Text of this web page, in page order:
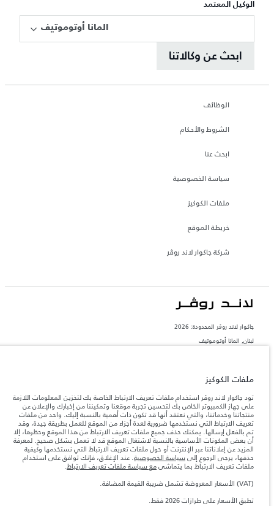
الوكيل المعتمد
المانا أوتوموتيف
ابحث عن وكالاتنا
الوظائف
الشروط والأحكام
ابحث عنا
سياسة الخصوصية
ملفات الكوكيز
خريطة الموقع
شركة جاكوار لاند روڤر
جاكوار لاند روڨر المحدودة: 2026
لبنان, المانا أوتوموتيف
والحمولة.
المعلومات والمواصفات والأسعار والألوان المذكورة على هذا الموقع قد تختلف من بلد إلى
آخر، كما أنّها قد تتغير بدون إشعار مسبق. الرجاء التواصل مع وكيلنا المحلي للتأكد من توفّرها
والتحقق من الأسعار.
ملاحظة مهمة حول الصور والمواصفات. إن النقص العالمي في أشباه الموصلات يؤثر حاليًا
في مواصفات تصميم السيارات وتوفر الخيارات وتوقيتات التصاميم. هذا ظرف ديناميكي
للغاية، ونتيجة لذلك، قد لا تمثّل الصور المستخدَمة ضمن موقع الويب حاليًا المواصفات الحالية
بالكامل بالنسبة إلى الميزات والخيارات والحلية ومجموعات الألوان. يرجى استشارة وكيلك الذي
سيتمكّن من تأكيد أي تقييدات حالية معك للسماح لك باتخاذ قرار مدروس
الأرقام المقدمة هي نتيجة لاختبارات المصنع الرسمية وفقاً لتشريعات الاتحاد الأوروبي. قد
الأرقام بغرض المقارنة فحسب.
ملفات الكوكيز
تود جاكوار لاند روڤر استخدام ملفات تعريف الارتباط الخاصة بك لتخزين المعلومات اللازمة
على جهاز الكمبيوتر الخاص بك لتحسين تجربة موقعنا وتمكيننا من إخبارك والإعلان عن
منتجاتنا وخدماتنا، والتي نعتقد أنها قد تكون ذات أهمية بالنسبة إليك. واحد من ملفات
تعريف الارتباط التي نستخدمها ضرورية لعدة أجزاء من الموقع للعمل بطريقة جيدة، وقد
تم بالفعل إرسالها. يمكنك حذف جميع ملفات تعريف الارتباط من هذا الموقع وحظرها، إلا
أن بعض المكونات الأساسية بالنسبة لاشتغال الموقع قد لا تعمل بشكل صحيح. لمعرفة
المزيد عن إعلاناتنا عبر الإنترنت أو حول ملفات تعريف الارتباط التي نستخدمها وكيفية
حذفها، يرجى الرجوع إلى سياسة الخصوصية. عند الإغلاق، فإنك توافق على استخدام
ملفات تعريف الارتباط بما يتماشىمع سياسة ملفات تعريف الارتباط.
(VAT) الأسعار المعروضة تشمل ضريبة القيمة المضافة.
تطبق الأسعار على طرازات 2026 فقط.